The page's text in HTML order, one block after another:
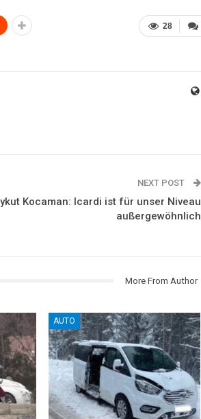
28
NEXT POST
Kocaman: Icardi ist für unser Niveau
außergewöhnlich
More From Author
AUTO